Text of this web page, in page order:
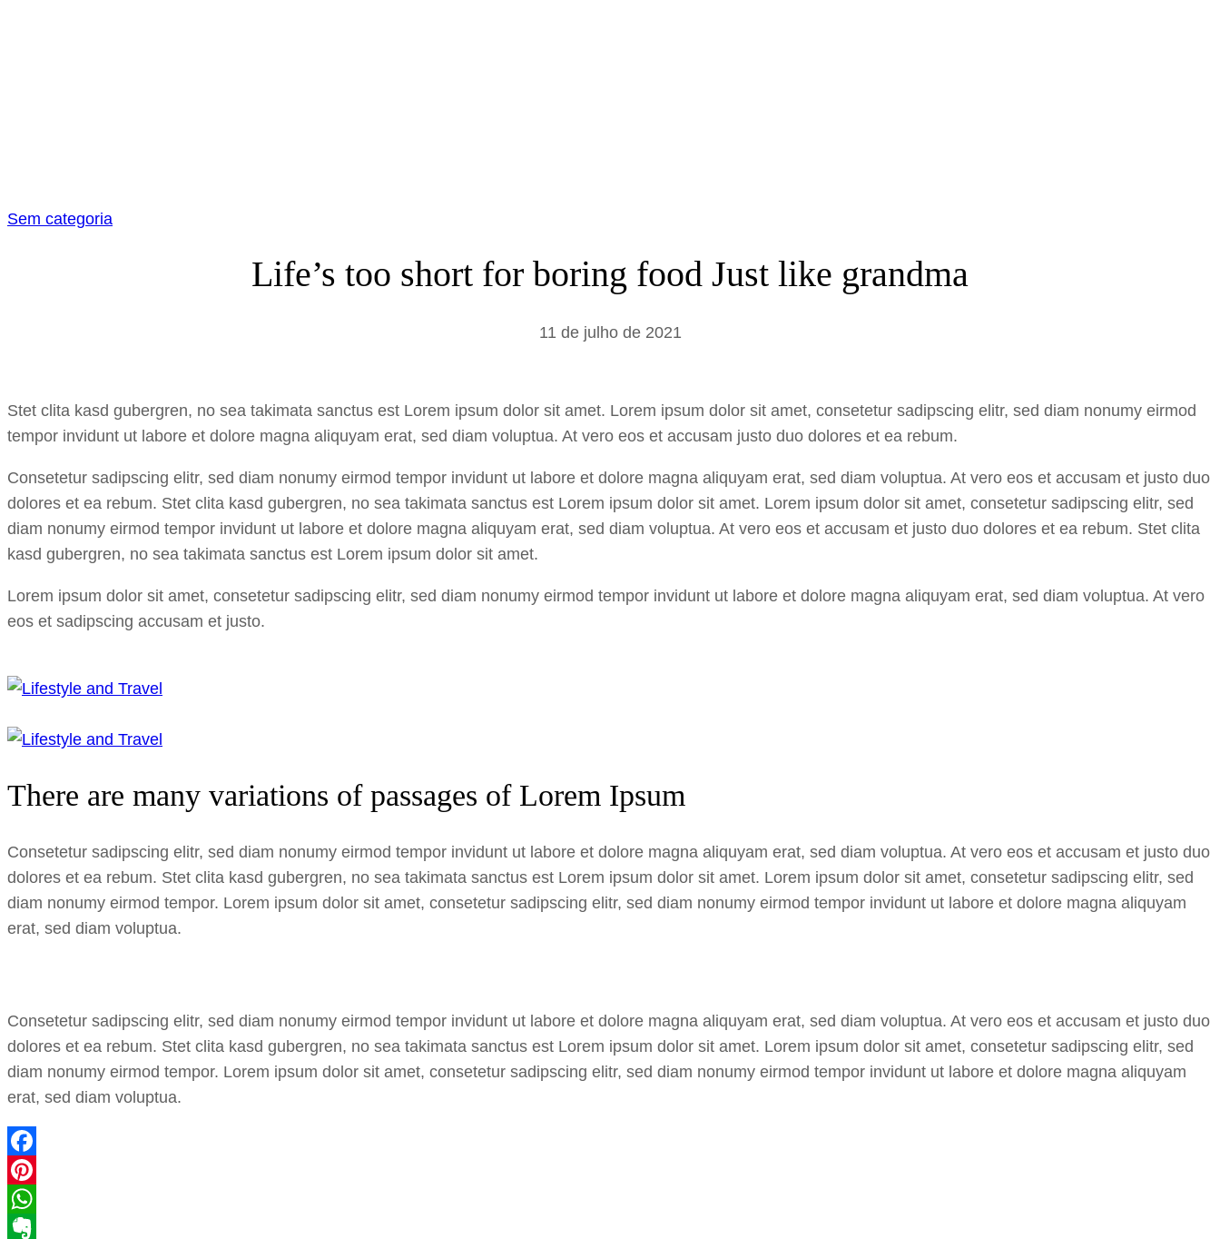
Sem categoria
Life’s too short for boring food Just like grandma
11 de julho de 2021
Stet clita kasd gubergren, no sea takimata sanctus est Lorem ipsum dolor sit amet. Lorem ipsum dolor sit amet, consetetur sadipscing elitr, sed diam nonumy eirmod
tempor invidunt ut labore et dolore magna aliquyam erat, sed diam voluptua. At vero eos et accusam justo duo dolores et ea rebum.
Consetetur sadipscing elitr, sed diam nonumy eirmod tempor invidunt ut labore et dolore magna aliquyam erat, sed diam voluptua. At vero eos et accusam et justo duo
dolores et ea rebum. Stet clita kasd gubergren, no sea takimata sanctus est Lorem ipsum dolor sit amet. Lorem ipsum dolor sit amet, consetetur sadipscing elitr, sed
diam nonumy eirmod tempor invidunt ut labore et dolore magna aliquyam erat, sed diam voluptua. At vero eos et accusam et justo duo dolores et ea rebum. Stet clita
kasd gubergren, no sea takimata sanctus est Lorem ipsum dolor sit amet.
Lorem ipsum dolor sit amet, consetetur sadipscing elitr, sed diam nonumy eirmod tempor invidunt ut labore et dolore magna aliquyam erat, sed diam voluptua. At vero
eos et sadipscing accusam et justo.
There are many variations of passages of Lorem Ipsum
Consetetur sadipscing elitr, sed diam nonumy eirmod tempor invidunt ut labore et dolore magna aliquyam erat, sed diam voluptua. At vero eos et accusam et justo duo
dolores et ea rebum. Stet clita kasd gubergren, no sea takimata sanctus est Lorem ipsum dolor sit amet. Lorem ipsum dolor sit amet, consetetur sadipscing elitr, sed
diam nonumy eirmod tempor. Lorem ipsum dolor sit amet, consetetur sadipscing elitr, sed diam nonumy eirmod tempor invidunt ut labore et dolore magna aliquyam
erat, sed diam voluptua.
Consetetur sadipscing elitr, sed diam nonumy eirmod tempor invidunt ut labore et dolore magna aliquyam erat, sed diam voluptua. At vero eos et accusam et justo duo
dolores et ea rebum. Stet clita kasd gubergren, no sea takimata sanctus est Lorem ipsum dolor sit amet. Lorem ipsum dolor sit amet, consetetur sadipscing elitr, sed
diam nonumy eirmod tempor. Lorem ipsum dolor sit amet, consetetur sadipscing elitr, sed diam nonumy eirmod tempor invidunt ut labore et dolore magna aliquyam
erat, sed diam voluptua.
Facebook
Pinterest
WhatsApp